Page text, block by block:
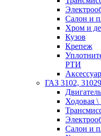
Салон и
Хром и
Кузов
Крепеж
РТИ
ГАЗ 3102,
Двигатель
Ходовая \
Салон и